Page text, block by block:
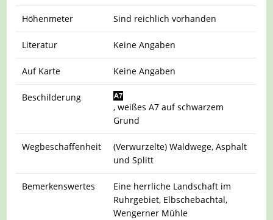
Höhenmeter Sind reichlich vorhanden
Literatur Keine Angaben
Auf Karte Keine Angaben
Beschilderung
, weißes A7 auf schwarzem
Grund
Wegbeschaffenheit
(Verwurzelte) Waldwege, Asphalt
und Splitt
Bemerkenswertes
Eine herrliche Landschaft im
Ruhrgebiet, Elbschebachtal,
Wengerner Mühle